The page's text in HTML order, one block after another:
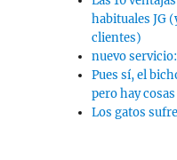
habituales JG
clientes)
nuevo
Pues sí, el
pero hay
Los gatos